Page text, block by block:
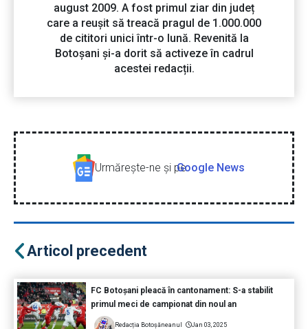
august 2009. A fost primul ziar din județ
care a reușit să treacă pragul de 1.000.000
de cititori unici într-o lună. Revenită la
Botoșani și-a dorit să activeze în cadrul
acestei redacții.
Urmăreşte-ne şi peGoogle News
Articol precedent
FC Botoșani pleacă în cantonament: S-a stabilit
primul meci de campionat din noul an
Redacția Botoșăneanul Jan 03, 2025